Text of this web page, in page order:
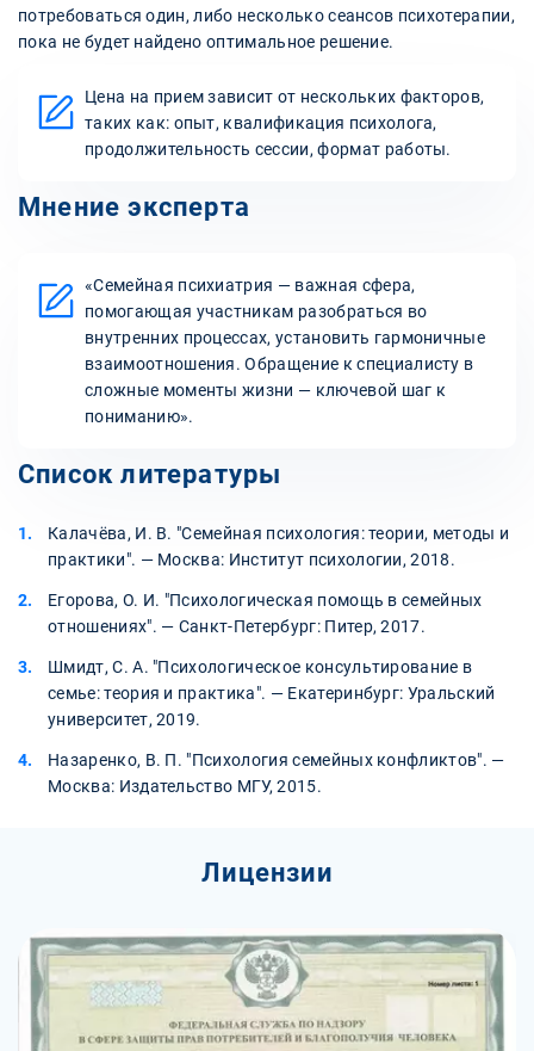
потребоваться один, либо несколько сеансов психотерапии,
пока не будет найдено оптимальное решение.
Цена на прием зависит от нескольких факторов,
таких как: опыт, квалификация психолога,
продолжительность сессии, формат работы.
Мнение эксперта
«Семейная психиатрия — важная сфера,
помогающая участникам разобраться во
внутренних процессах, установить гармоничные
взаимоотношения. Обращение к специалисту в
сложные моменты жизни — ключевой шаг к
пониманию».
Список литературы
Калачёва, И. В. "Семейная психология: теории, методы и
практики". — Москва: Институт психологии, 2018.
Егорова, О. И. "Психологическая помощь в семейных
отношениях". — Санкт-Петербург: Питер, 2017.
Шмидт, С. А. "Психологическое консультирование в
семье: теория и практика". — Екатеринбург: Уральский
университет, 2019.
Назаренко, В. П. "Психология семейных конфликтов". —
Москва: Издательство МГУ, 2015.
Лицензии